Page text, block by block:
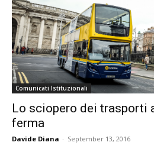
Comunicati Istituzionali
Lo sciopero dei trasporti
ferma
Davide Diana - September 13, 2016